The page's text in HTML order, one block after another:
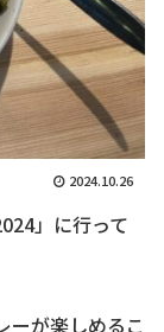
2024.10.26
」に行って
ーが楽しめるこ